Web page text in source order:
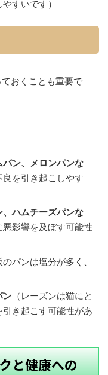
すいです）
おくことも重要で
ン、メロンパンな
良を引き起こしやす
ハムチーズパンな
悪影響を及ぼす可能性
のパンは塩分が多く、
ン （レーズンは猫にと
き起こす可能性があ
と健康への